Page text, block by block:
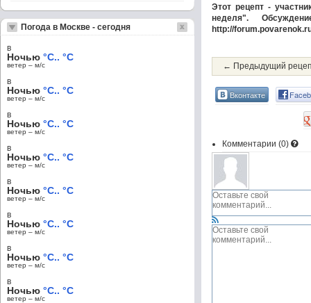
Этот рецепт -
неделя".
http://
← Предыдущий
Вконтакте
Комментарии (0)
Погода в Москве - сегодня
в
Ночью °C.. °C
ветер – м/c
в
Ночью °C.. °C
ветер – м/c
в
Ночью °C.. °C
ветер – м/c
в
Ночью °C.. °C
ветер – м/c
в
Ночью °C.. °C
ветер – м/c
в
Ночью °C.. °C
ветер – м/c
в
Ночью °C.. °C
ветер – м/c
в
Ночью °C.. °C
ветер – м/c